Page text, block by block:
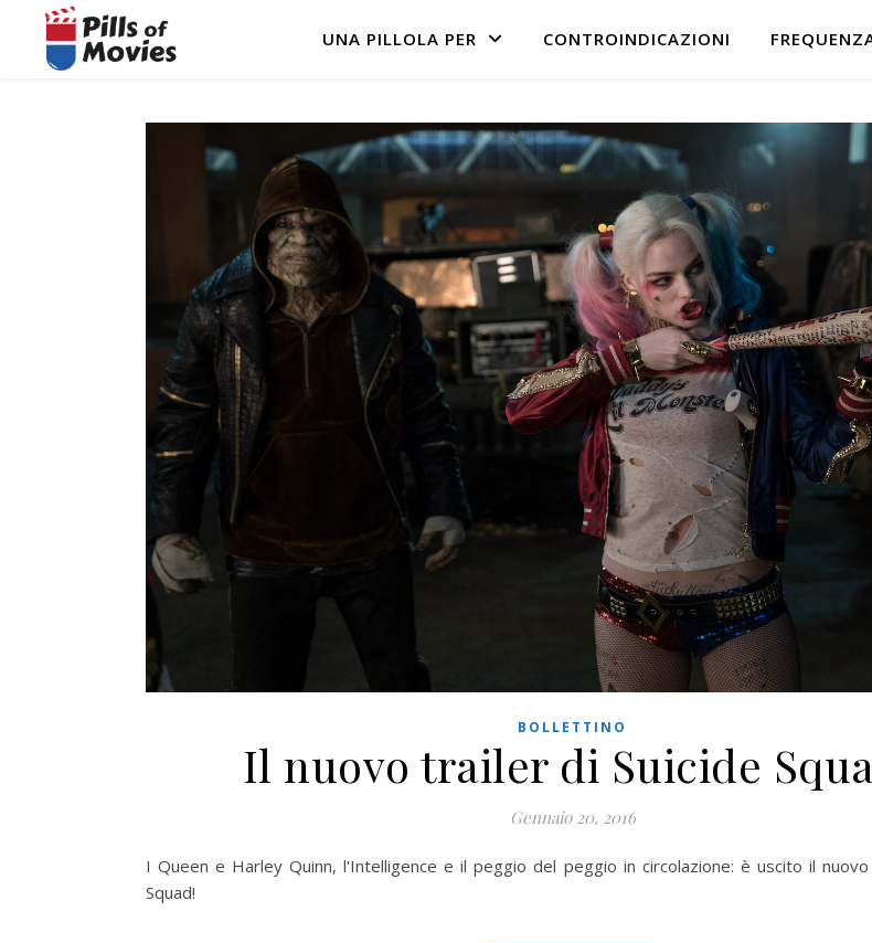
UNA PILLOLA PER CONTROINDICAZIONI
BOLLETTINO
Il nuovo trailer di Suicide
Gennaio 20, 2016
I Queen e Harley Quinn, l'Intelligence e il peggio del peggio in circolazione: è uscito il
Squad!